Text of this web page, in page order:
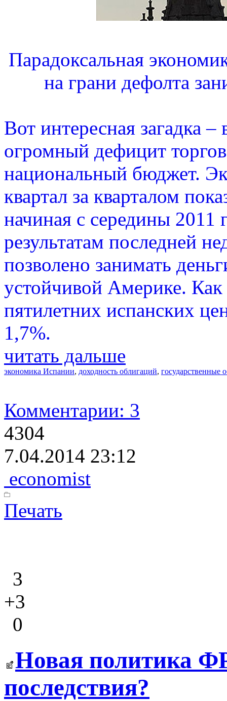
Парадоксальная
на грани дефолта
Вот интересная загадка
огромный дефицит
национальный бюджет.
квартал за кварталом
начиная с середины 2011
результатам последней
позволено занимать
устойчивой Америке.
пятилетних испанских
1,7%.
читать дальше
экономика Испании, доходность облигаций, государственные
Комментарии: 3
4304
7.04.2014 23:12
economist
Печать
3
+3
0
Новая политика
последствия?